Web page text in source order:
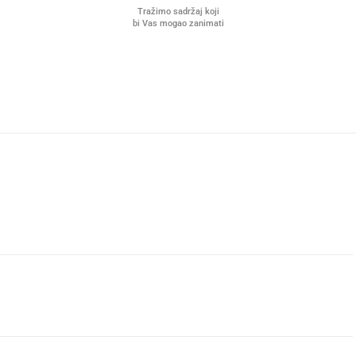
Tražimo sadržaj koji
bi Vas mogao zanimati